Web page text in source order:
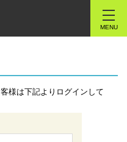
MENU
様は下記よりログインして